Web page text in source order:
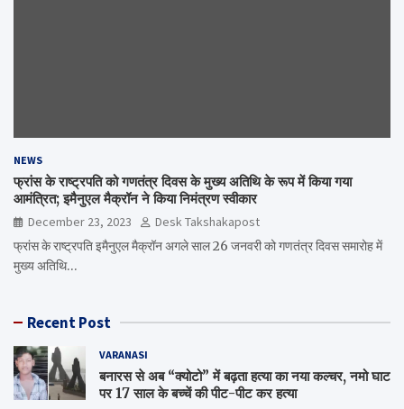
NEWS
फ्रांस के राष्ट्रपति को गणतंत्र दिवस के मुख्य अतिथि के रूप में किया गया
आमंत्रित; इमैनुएल मैक्रॉन ने किया निमंत्रण स्वीकार
December 23, 2023
Desk Takshakapost
फ्रांस के राष्ट्रपति इमैनुएल मैक्रॉन अगले साल 26 जनवरी को गणतंत्र दिवस समारोह में
मुख्य अतिथि…
Recent Post
VARANASI
बनारस से अब “क्योटो” में बढ़ता हत्या का नया कल्चर, नमो घाट
पर 17 साल के बच्चें की पीट-पीट कर हत्या